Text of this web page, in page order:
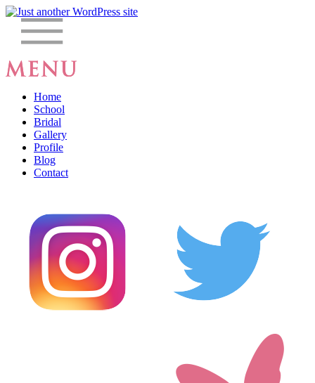
Home
School
Bridal
Gallery
Profile
Blog
Contact